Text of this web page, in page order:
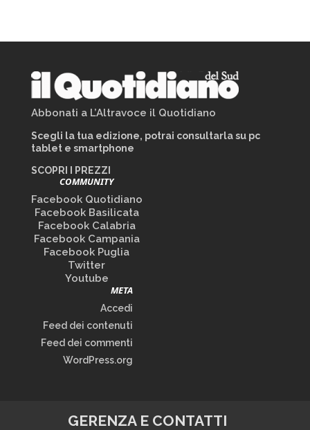
Abbonati a L’Altravoce il Quotidiano
Scegli la tua edizione, potrai consultarla su pc
tablet e smartphone
SCOPRI I PREZZI
COMMUNITY
Facebook Quotidiano
Facebook Basilicata
Facebook Calabria
Facebook Campania
Facebook Puglia
Twitter
Youtube
META
Accedi
Feed dei contenuti
Feed dei commenti
WordPress.org
GERENZA E CONTATTI